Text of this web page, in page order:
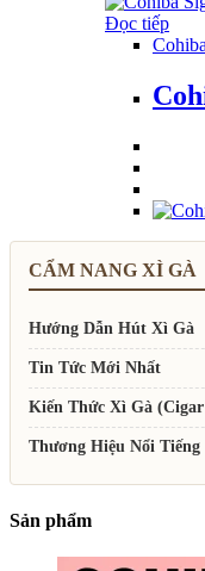
Đọc tiếp
CẨM NANG XÌ GÀ
Hướng Dẫn Hút Xì Gà
Tin Tức Mới Nhất
Kiến Thức Xì Gà (Cigar
Thương Hiệu Nổi Tiếng
Sản phẩm